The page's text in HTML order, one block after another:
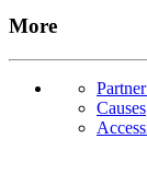
More
Causes